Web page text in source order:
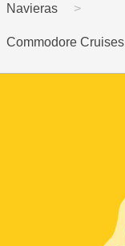
Navieras
Commodore Cruises